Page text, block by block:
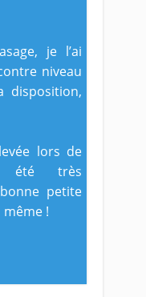
je l’ai
niveau
disposition,
lors de
été très
petite
!